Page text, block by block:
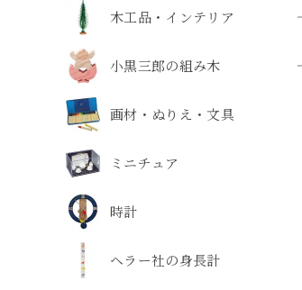
木工品・インテリア
小黒三郎の組み木
画材・ぬりえ・文具
ミニチュア
時計
ヘラー社の身長計